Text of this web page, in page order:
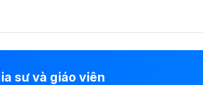
sư và giáo viên